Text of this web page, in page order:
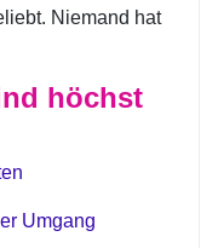
Niemand hat
höchst
Umgang